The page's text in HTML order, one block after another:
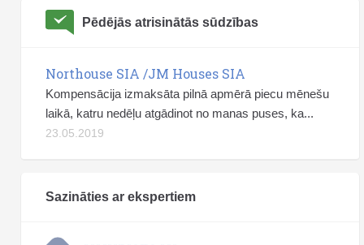
Pēdējās atrisinātās sūdzības
Northouse SIA /JM Houses SIA
Kompensācija izmaksāta pilnā apmērā piecu mēnešu
laikā, katru nedēļu atgādinot no manas puses, ka...
23.05.2019
Sazināties ar ekspertiem